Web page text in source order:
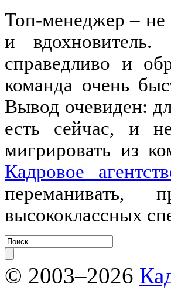
Топ-менеджер – не
и
справедливо и
команда очень
Вывод очевиден:
есть сейчас, и
мигрировать из
Кадровое
переманивать,
высококлассных
© 2003–2026